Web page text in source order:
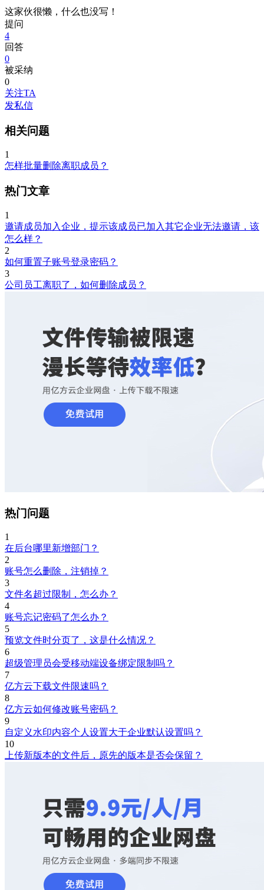
这家伙很懒，什么也没写！
提问
4
回答
0
被采纳
0
关注TA
发私信
相关问题
1
怎样批量删除离职成员？
热门文章
1
邀请成员加入企业，提示该成员已加入其它企业无法邀请，该
怎么样？
2
如何重置子账号登录密码？
3
公司员工离职了，如何删除成员？
热门问题
1
在后台哪里新增部门？
2
账号怎么删除，注销掉？
3
文件名超过限制，怎么办？
4
账号忘记密码了怎么办？
5
预览文件时分页了，这是什么情况？
6
超级管理员会受移动端设备绑定限制吗？
7
亿方云下载文件限速吗？
8
亿方云如何修改账号密码？
9
自定义水印内容个人设置大于企业默认设置吗？
10
上传新版本的文件后，原先的版本是否会保留？